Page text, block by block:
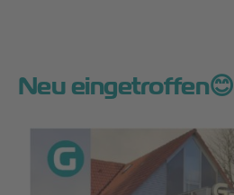
Neu eingetroffen😊